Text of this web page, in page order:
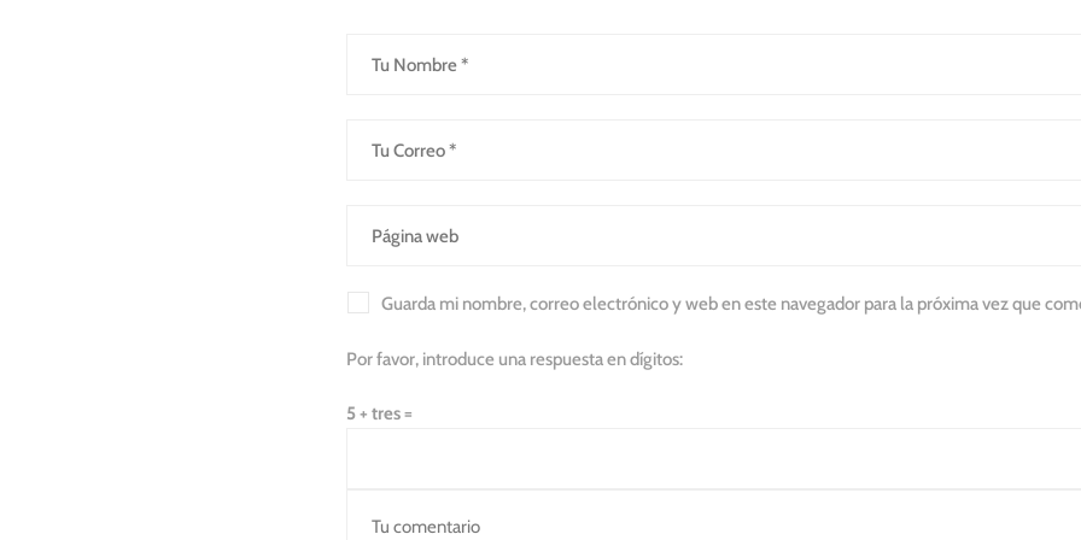
Guarda mi nombre, correo electrónico y web en este navegador para la próxima vez que
Por favor, introduce una respuesta en dígitos:
5 + tres =